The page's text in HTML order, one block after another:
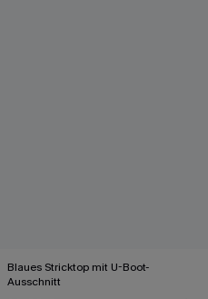
Blaues Stricktop mit U-Boot-
Ausschnitt